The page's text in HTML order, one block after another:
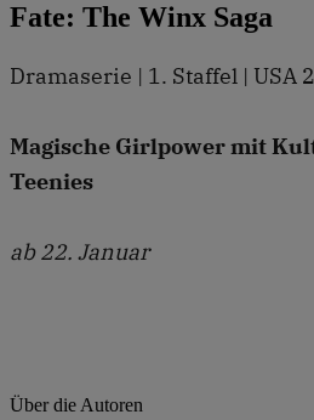
Fate: The Winx Saga
Dramaserie | 1. Staffel | USA
Magische Girlpower mit
Teenies
ab 22. Januar
Über die Autoren